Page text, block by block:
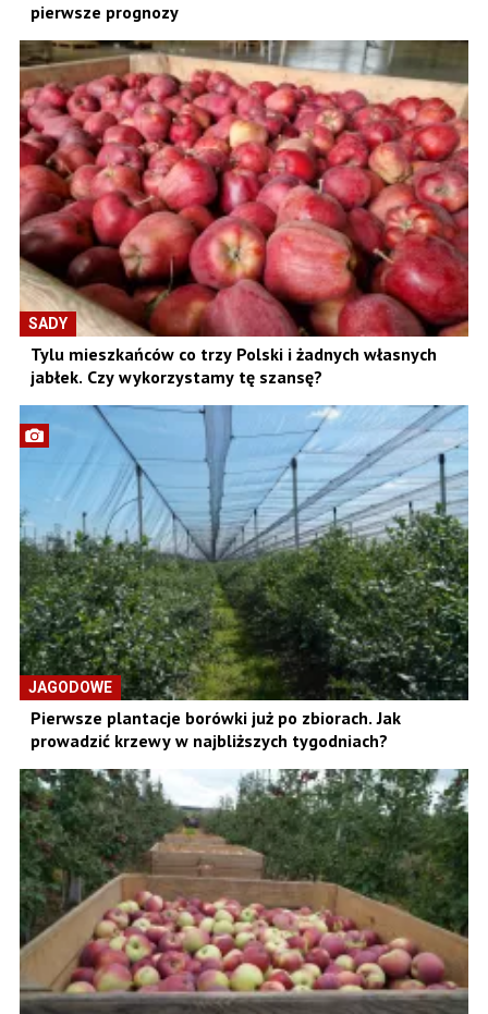
pierwsze prognozy
SADY
Tylu mieszkańców co trzy Polski i żadnych własnych
jabłek. Czy wykorzystamy tę szansę?
JAGODOWE
Pierwsze plantacje borówki już po zbiorach. Jak
prowadzić krzewy w najbliższych tygodniach?